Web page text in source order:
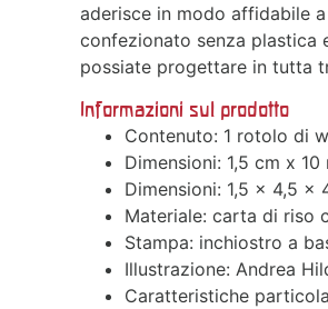
aderisce in modo affidabile
confezionato senza plastica
possiate progettare in tutta
Informazioni sul prodotto
Contenuto: 1 rotolo di
Dimensioni: 1,5 cm x 10
Dimensioni: 1,5 x 4,5 x
Materiale: carta di riso
Stampa: inchiostro a
Illustrazione: Andrea
Caratteristiche